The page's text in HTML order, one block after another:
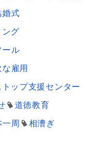
婚式
グ
ール
な雇用
トップ支援センター
道徳教育
一周
相漕ぎ